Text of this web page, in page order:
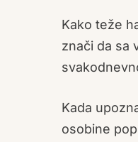
Kako teže
znači da sa
Kada
osobine